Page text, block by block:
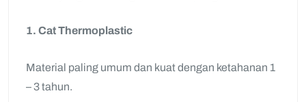
1. Cat Thermoplastic
Material paling umum dan kuat dengan ketahanan 1
– 3 tahun.